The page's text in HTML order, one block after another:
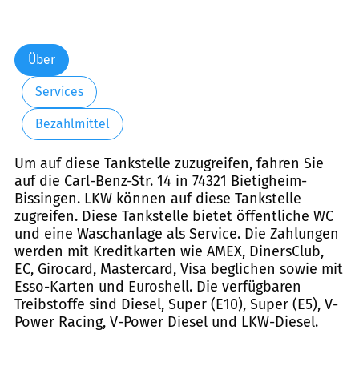
Über
Services
Bezahlmittel
Um auf diese Tankstelle zuzugreifen, fahren Sie
auf die Carl-Benz-Str. 14 in 74321 Bietigheim-
Bissingen. LKW können auf diese Tankstelle
zugreifen. Diese Tankstelle bietet öffentliche WC
und eine Waschanlage als Service. Die Zahlungen
werden mit Kreditkarten wie AMEX, DinersClub,
EC, Girocard, Mastercard, Visa beglichen sowie mit
Esso-Karten und Euroshell. Die verfügbaren
Treibstoffe sind Diesel, Super (E10), Super (E5), V-
Power Racing, V-Power Diesel und LKW-Diesel.